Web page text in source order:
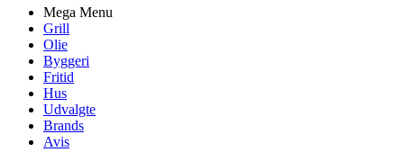
Mega Menu
Grill
Olie
Byggeri
Fritid
Hus
Udvalgte
Brands
Avis